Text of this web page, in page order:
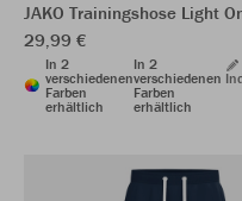
JAKO Trainingshose Light
29,99 €
In 2
verschiedenen
Farben
erhältlich
In 2
verschiedenen
Farben
erhältlich